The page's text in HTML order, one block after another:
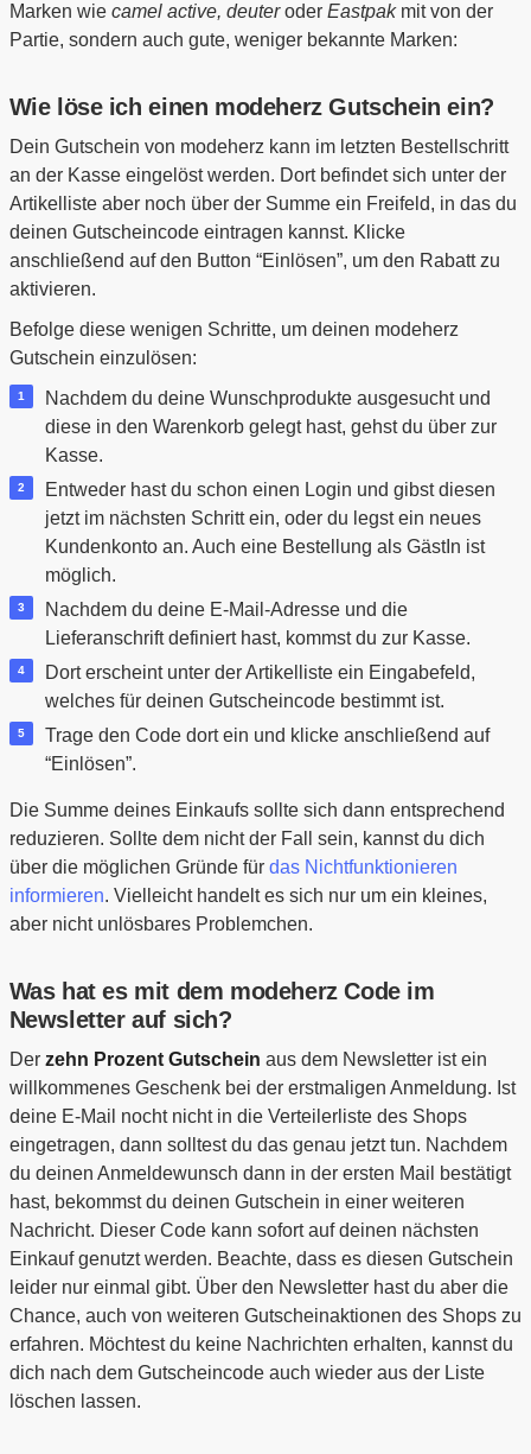
Marken wie camel active, deuteroder Eastpakmit von der
Partie, sondern auch gute, weniger bekannte Marken:
Wie löse ich einen modeherz Gutschein ein?
Dein Gutschein von modeherz kann im letzten Bestellschritt
an der Kasse eingelöst werden. Dort befindet sich unter der
Artikelliste aber noch über der Summe ein Freifeld, in das du
deinen Gutscheincode eintragen kannst. Klicke
anschließend auf den Button “Einlösen”, um den Rabatt zu
aktivieren.
Befolge diese wenigen Schritte, um deinen modeherz
Gutschein einzulösen:
Nachdem du deine Wunschprodukte ausgesucht und
diese in den Warenkorb gelegt hast, gehst du über zur
Kasse.
Entweder hast du schon einen Login und gibst diesen
jetzt im nächsten Schritt ein, oder du legst ein neues
Kundenkonto an. Auch eine Bestellung als GästIn ist
möglich.
Nachdem du deine E-Mail-Adresse und die
Lieferanschrift definiert hast, kommst du zur Kasse.
Dort erscheint unter der Artikelliste ein Eingabefeld,
welches für deinen Gutscheincode bestimmt ist.
Trage den Code dort ein und klicke anschließend auf
“Einlösen”.
Die Summe deines Einkaufs sollte sich dann entsprechend
reduzieren. Sollte dem nicht der Fall sein, kannst du dich
über die möglichen Gründe für das Nichtfunktionieren
informieren. Vielleicht handelt es sich nur um ein kleines,
aber nicht unlösbares Problemchen.
Was hat es mit dem modeherz Code im
Newsletter auf sich?
Der zehn Prozent Gutschein aus dem Newsletter ist ein
willkommenes Geschenk bei der erstmaligen Anmeldung. Ist
deine E-Mail nocht nicht in die Verteilerliste des Shops
eingetragen, dann solltest du das genau jetzt tun. Nachdem
du deinen Anmeldewunsch dann in der ersten Mail bestätigt
hast, bekommst du deinen Gutschein in einer weiteren
Nachricht. Dieser Code kann sofort auf deinen nächsten
Einkauf genutzt werden. Beachte, dass es diesen Gutschein
leider nur einmal gibt. Über den Newsletter hast du aber die
Chance, auch von weiteren Gutscheinaktionen des Shops zu
erfahren. Möchtest du keine Nachrichten erhalten, kannst du
dich nach dem Gutscheincode auch wieder aus der Liste
löschen lassen.